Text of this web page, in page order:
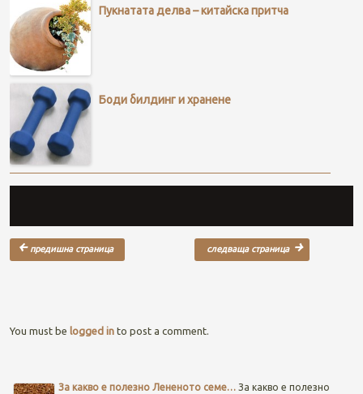
Пукнатата делва – китайска притча
Боди билдинг и хранене
Post navigation
You must be logged into post a comment.
За какво е полезно Лененото семе…За какво е полезно